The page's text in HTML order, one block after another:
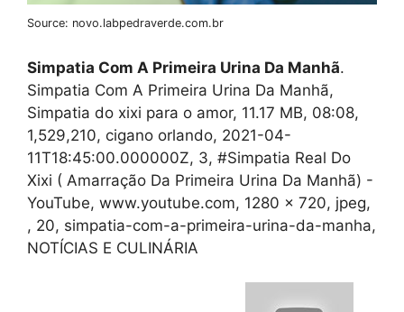
Source: novo.labpedraverde.com.br
Simpatia Com A Primeira Urina Da Manhã.
Simpatia Com A Primeira Urina Da Manhã,
Simpatia do xixi para o amor, 11.17 MB, 08:08,
1,529,210, cigano orlando, 2021-04-
11T18:45:00.000000Z, 3, #Simpatia Real Do
Xixi ( Amarração Da Primeira Urina Da Manhã) -
YouTube, www.youtube.com, 1280 x 720, jpeg,
, 20, simpatia-com-a-primeira-urina-da-manha,
NOTÍCIAS E CULINÁRIA